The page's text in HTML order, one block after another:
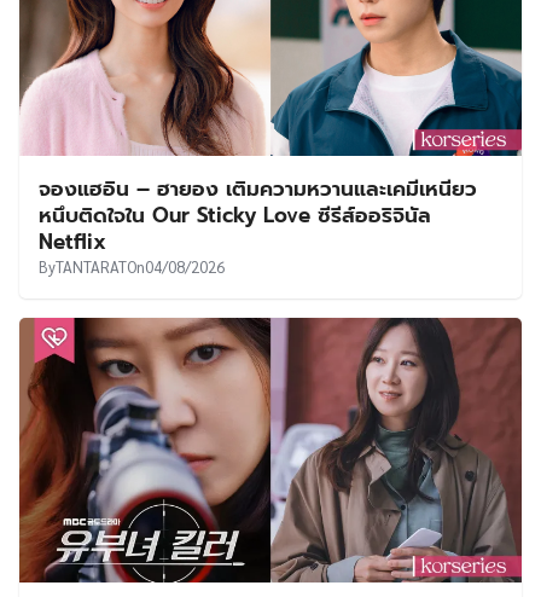
จองแฮอิน – ฮายอง เติมความหวานและเคมีเหนียว
หนึบติดใจใน Our Sticky Love ซีรีส์ออริจินัล
Netflix
ByTANTARATOn04/08/2026